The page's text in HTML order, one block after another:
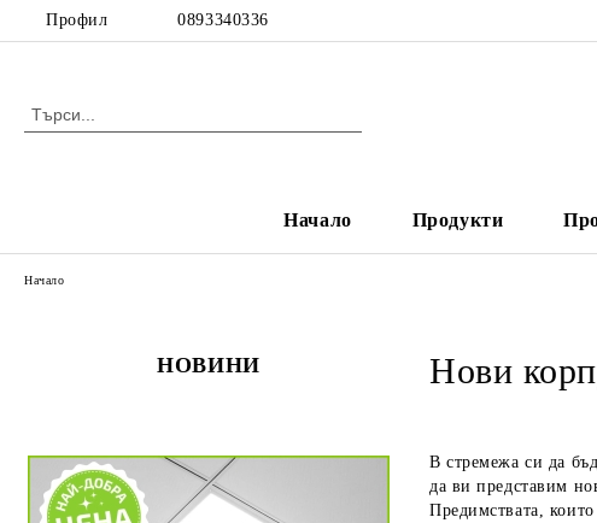
Профил 0893340336
Начало Продукти
НОВИНИ
Начало
Нови
В стремежа си да
да ви представим
Предимствата,